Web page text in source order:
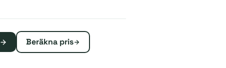
Beräkna pris